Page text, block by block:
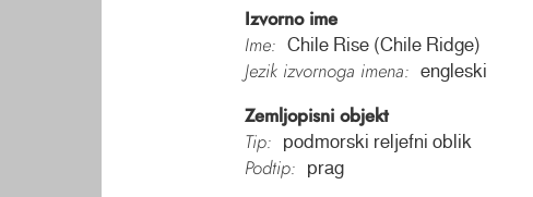
Izvorno ime
Ime:
Chile Rise (Chile Ridge)
Jezik izvornoga imena: engleski
Zemljopisni objekt
Tip:
podmorski reljefni oblik
Podtip: prag